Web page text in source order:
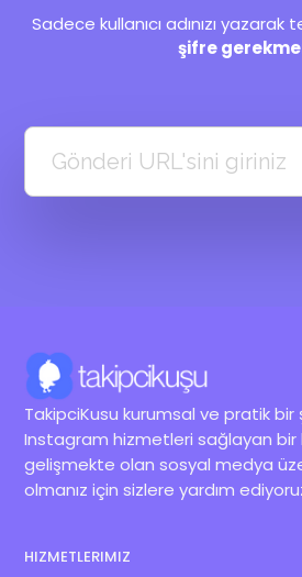
Sadece kullanıcı adınızı yazarak
şifre
TakipciKusu kurumsal ve pratik
Instagram hizmetleri sağlayan bir
gelişmekte olan sosyal medya
olmanız için sizlere yardım
HIZMETLERIMIZ